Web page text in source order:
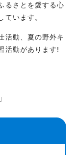
るさとを愛する心
ています。
活動、夏の野外キ
活動があります!